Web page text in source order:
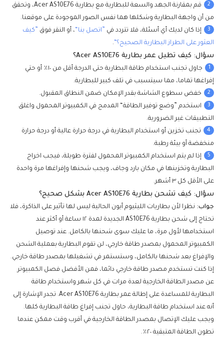
2
قم بمقارنة الجهد والسعة للبطارية مع بطارية Acer AS10E76، وتحقق
من أن واجهة البطارية وشكلها هما نفس الصور الموجودة على موقعنا.
3 إذا كان لديك أي أسئلة، فلا تتردد في ”اتصل بنا“، أو النقر فوق ”كيف
العثور على الطراز البطارية الصحيح؟“.
سؤال: كيف تطيل عمر بطارية Acer AS10E76؟
1
جاول تجنب استخدام طاقة البطارية حتى الدرجة أقل من ١٠٪ أو حتي
إفراغها تماما، مما سيتسبب في تلف كبير للبطارية.
2 خفض سطوع الشاشة بقدر الإمكان ضمن النطاق المقبول.
3
استخدم ”وضع توفير الطاقة“ المدمج في الكمبيوتر المحمول واغلق
التطبيقات غير الضرورية.
4
تجنب تخزين أو استخدام البطارية في درجة حرارة عالية أو درجة حرارة
منخفضة أو بيئة رطبة.
5
إذا لم يتم استخدام الكمبيوتر المحمول لفترة طويلة، فيجب اخراج
البطارية وتخزينها في مكان بارد وجاف، ويجب شحنها وإفراغها مرة واحدة
على الأقل كل ٣ أشهر.
سؤال: كيف تشحن بطارية Acer AS10E76 بشكل صحيح؟
جواب: نظرا لأن بطاريات الليثيوم أيون الحالية ليس لها تأثير على الذاكرة، فلا
تحتاج إلى شحن بطارية AS10E76 الجديدة لمدة ١٢ ساعة أو أكثر عند
استخدامها لأول مرة، ما عليك سوى شحنها بالكامل. عند توصيل
الكمبيوتر المحمول بمصدر طاقة خارجي، لن تقوم البطارية بعملية الشحن
والإفراغ بعد شحنها بالكامل، وستستمر في تشغيلها بمصدر طاقة خارجي.
إذا كنت تستخدم مصدر طاقة خارجي دائما، فمن الأفضل فصل الكمبيوتر
عن مصدر الطاقة الخارجية لعدة مرات في كل شهر واستخدام طاقة
البطارية للمساعدة على إطالة عمر بطارية Acer AS10E76. تجدر الإشارة إلى
أنه عند استخدام طاقة البطارية، حاول تجنب إفراغ طاقة البطارية كلها.
ويجب عليك الإتصال بمصدر الطاقة الخارجية في أقرب وقت ممكن عندما
تطون الطاقة المتبقية ٢٠٪.